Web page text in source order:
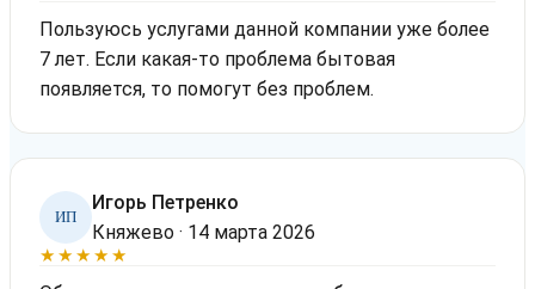
Пользуюсь услугами данной компании уже более
7 лет. Если какая-то проблема бытовая
появляется, то помогут без проблем.
ИП
Игорь Петренко
Княжево · 14 марта 2026
★★★★★